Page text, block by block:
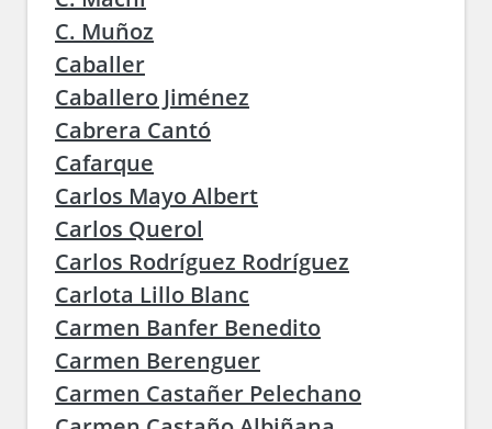
C. Muñoz
Caballer
Caballero Jiménez
Cabrera Cantó
Cafarque
Carlos Mayo Albert
Carlos Querol
Carlos Rodríguez Rodríguez
Carlota Lillo Blanc
Carmen Banfer Benedito
Carmen Berenguer
Carmen Castañer Pelechano